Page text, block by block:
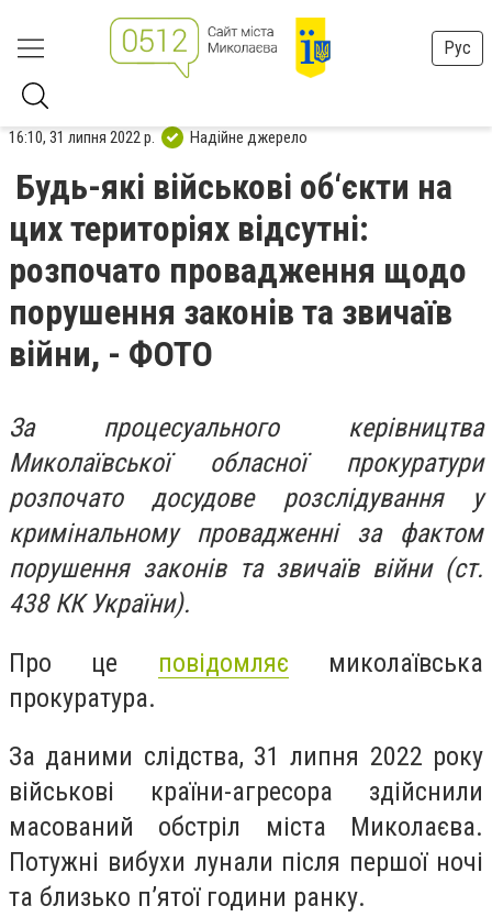
Рус
16:10, 31 липня 2022 р. Надійне джерело
Будь-які військові об‘єкти на
цих територіях відсутні:
розпочато провадження щодо
порушення законів та звичаїв
війни, - ФОТО
За процесуального керівництва
Миколаївської обласної прокуратури
розпочато досудове розслідування у
кримінальному провадженні за фактом
порушення законів та звичаїв війни (ст.
438 КК України).
Про це повідомляє миколаївська
прокуратура.
За даними слідства, 31 липня 2022 року
військові країни-агресора здійснили
масований обстріл міста Миколаєва.
Потужні вибухи лунали після першої ночі
та близько п’ятої години ранку.